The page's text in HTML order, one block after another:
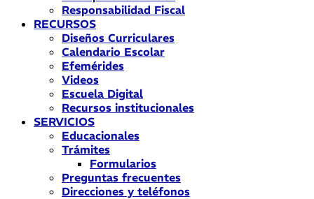
Responsabilidad Fiscal
RECURSOS
Diseños Curriculares
Calendario Escolar
Efemérides
Videos
Escuela Digital
Recursos institucionales
SERVICIOS
Educacionales
Trámites
Formularios
Preguntas frecuentes
Direcciones y teléfonos